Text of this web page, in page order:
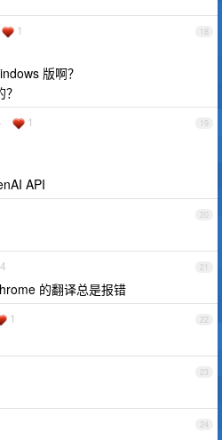
18
1
版啊？
19
1
API
20
21
的翻译总是报错
22
1
23
24